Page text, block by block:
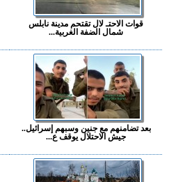
قوات الاحتـ لال تقتحم مدينة نابلس
شمال الضفة الغربية...
بعد تضامنهم مع جنين وسبهم إسرائيل..
جيش الاحتلال يوقف ع...